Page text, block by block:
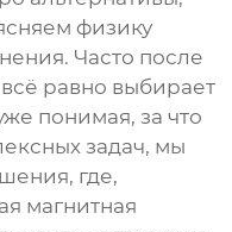
физику
Часто после
всё равно выбирает
понимая, за что
задач, мы
где,
магнитная